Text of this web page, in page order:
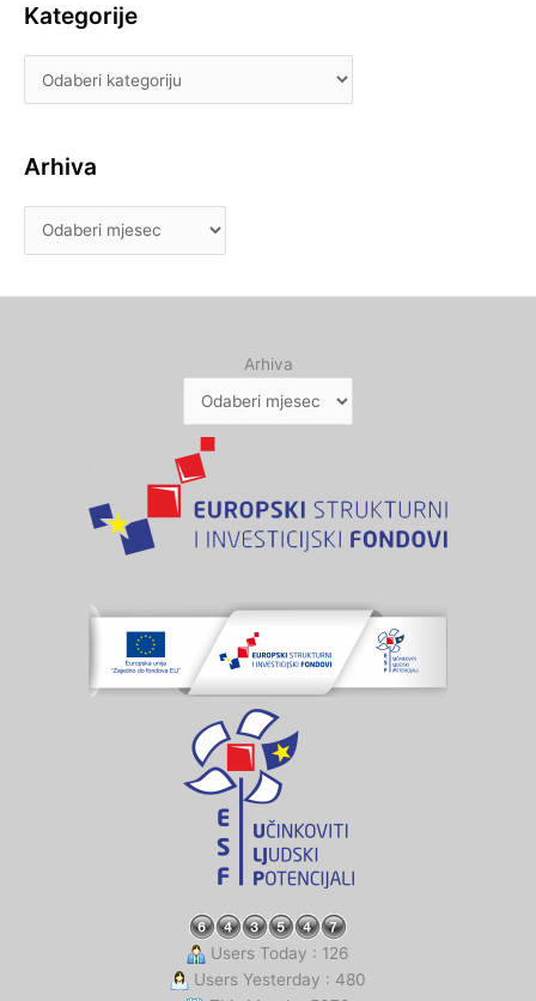
Kategorije
Arhiva
Arhiva
Users Today : 126
Users Yesterday : 480